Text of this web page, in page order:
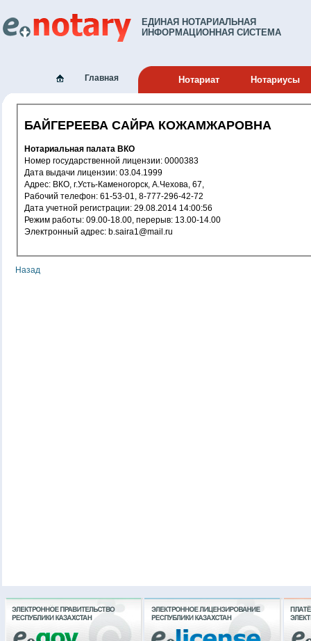
ЕДИНАЯ НОТАРИАЛЬНАЯ
ИНФОРМАЦИОННАЯ СИСТЕМА
Главная Нотариат Нотариусы
БАЙГЕРЕЕВА САЙРА КОЖАМЖАРОВНА
Нотариальная палата ВКО
Номер государственной лицензии: 0000383
Дата выдачи лицензии: 03.04.1999
Адрес: ВКО, г.Усть-Каменогорск, А.Чехова, 67,
Рабочий телефон: 61-53-01, 8-777-296-42-72
Дата учетной регистрации: 29.08.2014 14:00:56
Режим работы: 09.00-18.00, перерыв: 13.00-14.00
Электронный адрес: b.saira1@mail.ru
Назад